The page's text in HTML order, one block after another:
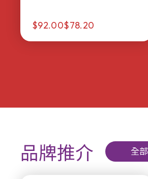
$92.00$78.20
品牌推介 全部